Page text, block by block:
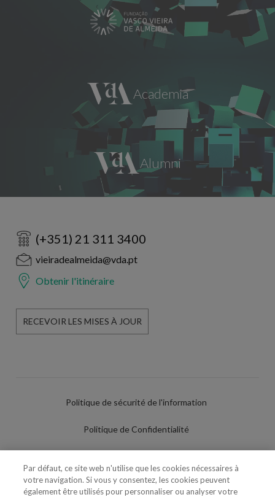
(+351) 21 311 3400
vieiradealmeida@vda.pt
Obtenir l'itinéraire
RECEVOIR LES MISES À JOUR
Politique de sécurité de l'information
Politique de Confidentialité
Politique de Cookies
Par défaut, ce site web n'utilise que les cookies nécessaires à
votre navigation. Si vous y consentez, les cookies peuvent
également être utilisés pour personnaliser ou analyser votre